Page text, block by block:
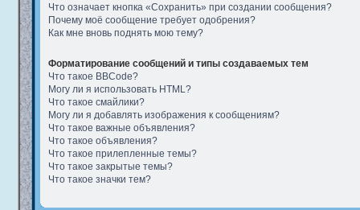
Что означает кнопка «Сохранить» при создании сообщения?
Почему моё сообщение требует одобрения?
Как мне вновь поднять мою тему?
Форматирование сообщений и типы создаваемых тем
Что такое BBCode?
Могу ли я использовать HTML?
Что такое смайлики?
Могу ли я добавлять изображения к сообщениям?
Что такое важные объявления?
Что такое объявления?
Что такое прилепленные темы?
Что такое закрытые темы?
Что такое значки тем?